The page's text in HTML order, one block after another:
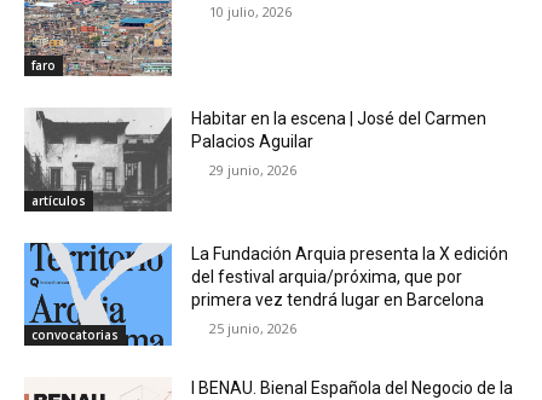
faro
10 julio, 2026
artículos
Habitar en la escena | José del Carmen
Palacios Aguilar
29 junio, 2026
convocatorias
La Fundación Arquia presenta la X edición
del festival arquia/próxima, que por
primera vez tendrá lugar en Barcelona
25 junio, 2026
I BENAU. Bienal Española del Negocio de la